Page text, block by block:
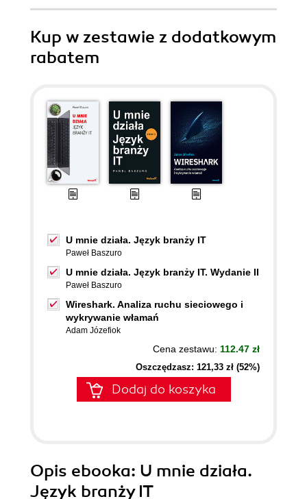
Kup w zestawie z dodatkowym
rabatem
U mnie działa. Język branży IT
Paweł Baszuro
U mnie działa. Język branży IT. Wydanie II
Paweł Baszuro
Wireshark. Analiza ruchu sieciowego i
wykrywanie włamań
Adam Józefiok
Cena zestawu: 112.47 zł
Oszczędzasz: 121,33 zł (52%)
Dodaj do koszyka
Opis ebooka: U mnie działa.
Język branży IT